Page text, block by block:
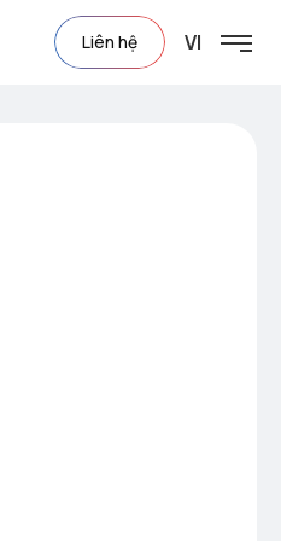
Liên hệ VI